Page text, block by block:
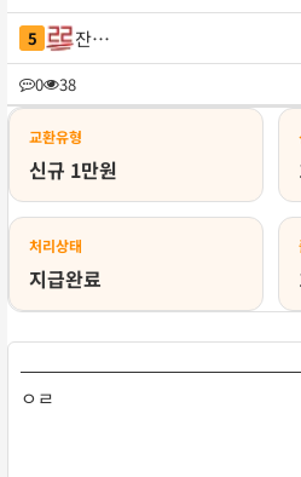
5 잔나커
0
38
교환유형
신규 1만원
처리상태
지급완료
ㅇㄹ